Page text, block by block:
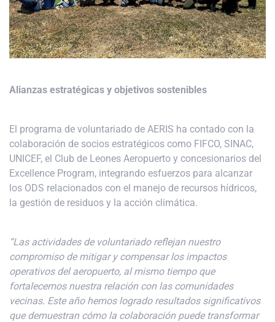
Alianzas estratégicas y objetivos sostenibles
El programa de voluntariado de AERIS ha contado con la
colaboración de socios estratégicos como FIFCO, SINAC,
UNICEF, el Club de Leones Aeropuerto y concesionarios del
Excellence Program, integrando esfuerzos para alcanzar
los ODS relacionados con el manejo de recursos hídricos,
la gestión de residuos y la acción climática.
“Las actividades de voluntariado reflejan nuestro
compromiso de mitigar y compensar los impactos
operativos del aeropuerto, al mismo tiempo que
fortalecemos nuestra relación con las comunidades
vecinas. Este año hemos logrado resultados significativos
que demuestran cómo la colaboración puede transformar